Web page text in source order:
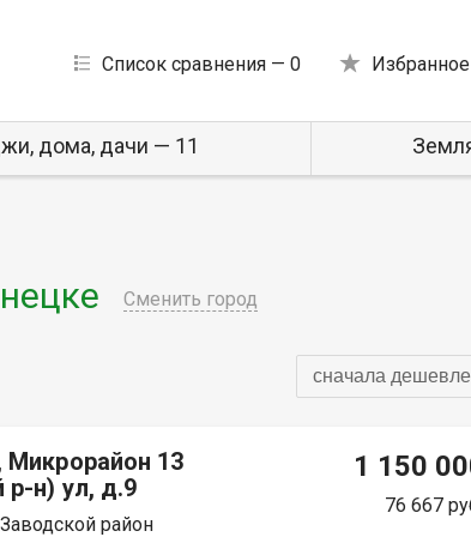
Список сравнения — 0
дома, дачи — 11
Сменить город
сначала дешевле
Микрорайон 13
р-н) ул, д.9
район
1 150
76 667